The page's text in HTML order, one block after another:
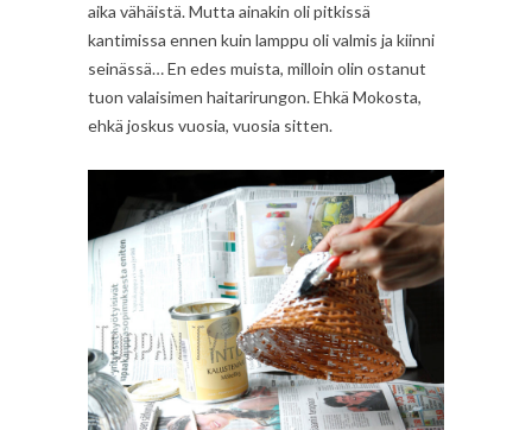
aika vähäistä. Mutta ainakin oli pitkissä
kantimissa ennen kuin lamppu oli valmis ja kiinni
seinässä… En edes muista, milloin olin ostanut
tuon valaisimen haitarirungon. Ehkä Mokosta,
ehkä joskus vuosia, vuosia sitten.